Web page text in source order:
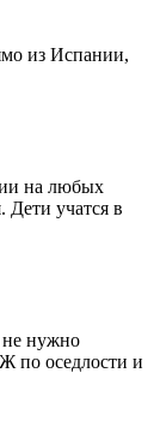
из Испании,
на любых
Дети учатся в
нужно
по оседлости и